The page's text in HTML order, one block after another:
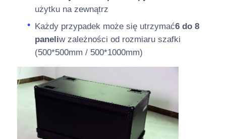
użytku na zewnątrz
Każdy przypadek może się utrzymać6 do 8
paneliw zależności od rozmiaru szafki
(500*500mm / 500*1000mm)